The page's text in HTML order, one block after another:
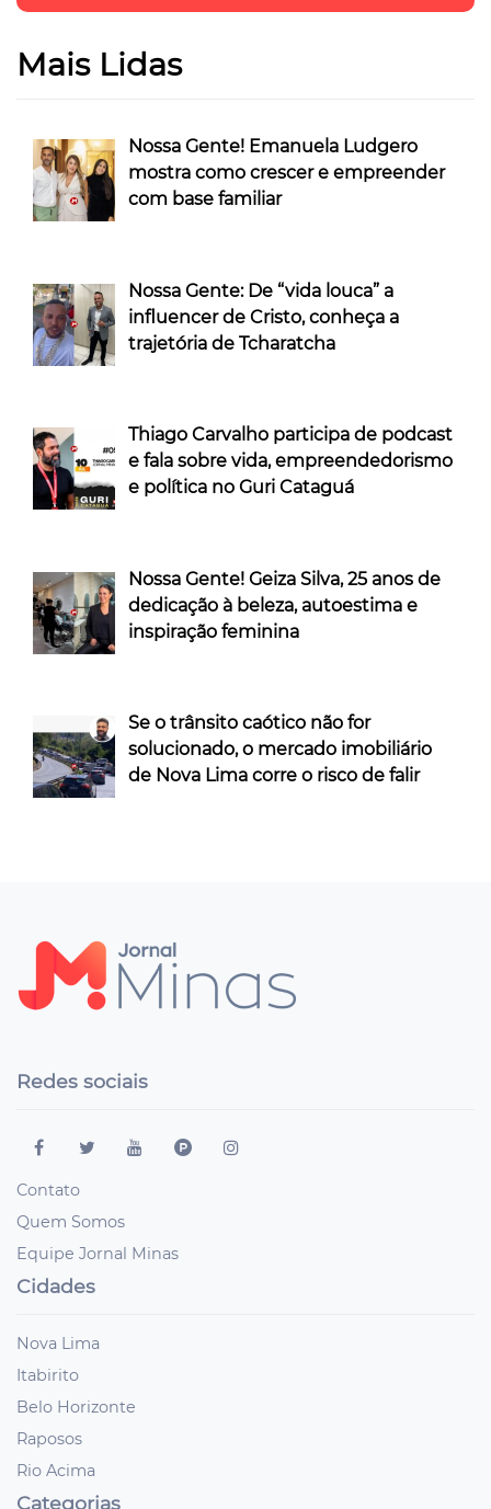
Mais Lidas
Nossa Gente! Emanuela Ludgero
mostra como crescer e empreender
com base familiar
Nossa Gente: De “vida louca” a
influencer de Cristo, conheça a
trajetória de Tcharatcha
Thiago Carvalho participa de podcast
e fala sobre vida, empreendedorismo
e política no Guri Cataguá
Nossa Gente! Geiza Silva, 25 anos de
dedicação à beleza, autoestima e
inspiração feminina
Se o trânsito caótico não for
solucionado, o mercado imobiliário
de Nova Lima corre o risco de falir
Redes sociais
Contato
Quem Somos
Equipe Jornal Minas
Cidades
Nova Lima
Itabirito
Belo Horizonte
Raposos
Rio Acima
Categorias